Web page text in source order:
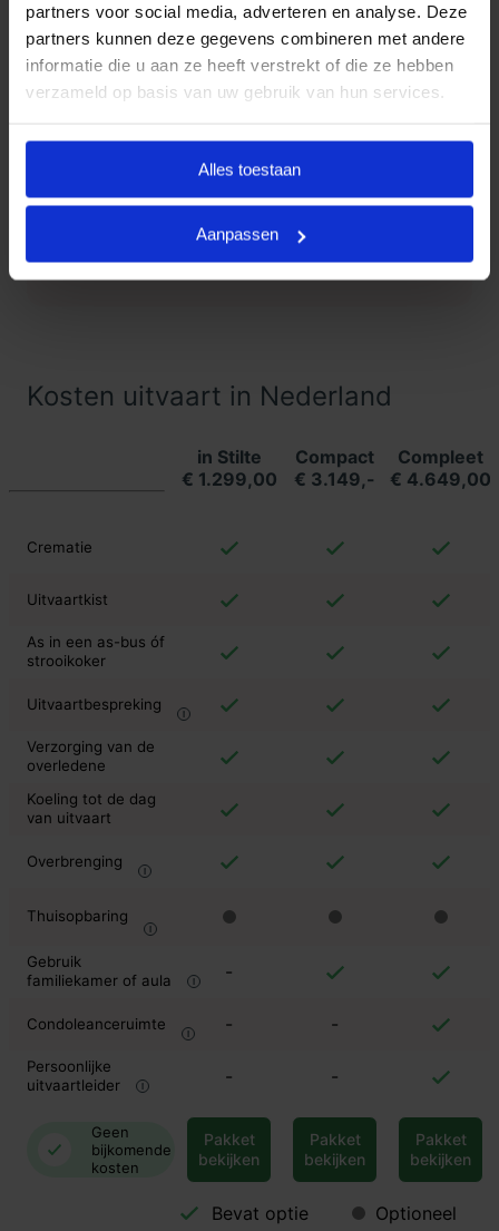
partners voor social media, adverteren en analyse. Deze
partners kunnen deze gegevens combineren met andere
informatie die u aan ze heeft verstrekt of die ze hebben
verzameld op basis van uw gebruik van hun services.
Alles toestaan
Aanpassen
Klanten Vertellen
Goedkope Uitvaart24, onderdeel
met met meer dan 1400
Vertellen
Kosten uitvaart in Nederland
in Stilte
€ 1.299,00
Compact
€ 3.149,-
Compleet
€ 4.649,00
Crematie
Uitvaartkist
As in een as-bus óf
strooikoker
Uitvaartbespreking
Verzorging van de
overledene
Koeling tot de dag
van uitvaart
Overbrenging
Thuisopbaring
Gebruik
familiekamer of aula
-
Condoleanceruimte - -
Persoonlijke
uitvaartleider
- -
Geen
bijkomende
kosten
Pakket
bekijken
Pakket
bekijken
Pakket
bekijken
Bevat optie Optioneel